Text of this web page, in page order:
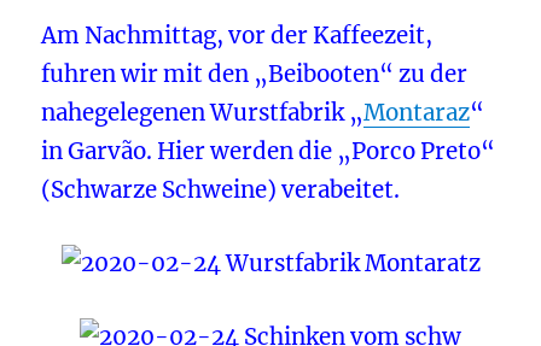
Am Nachmittag, vor der Kaffeezeit,
fuhren wir mit den „Beibooten“ zu der
nahegelegenen Wurstfabrik „Montaraz“
in Garvão. Hier werden die „Porco Preto“
(Schwarze Schweine) verabeitet.